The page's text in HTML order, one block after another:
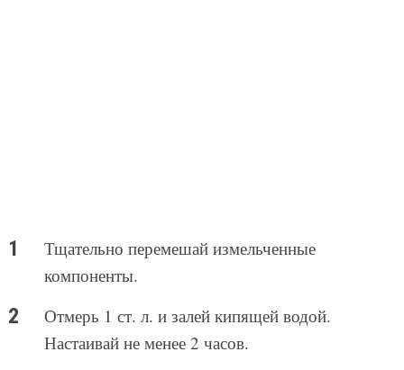
Тщательно перемешай измельченные
компоненты.
Отмерь 1 ст. л. и залей кипящей водой.
Настаивай не менее 2 часов.